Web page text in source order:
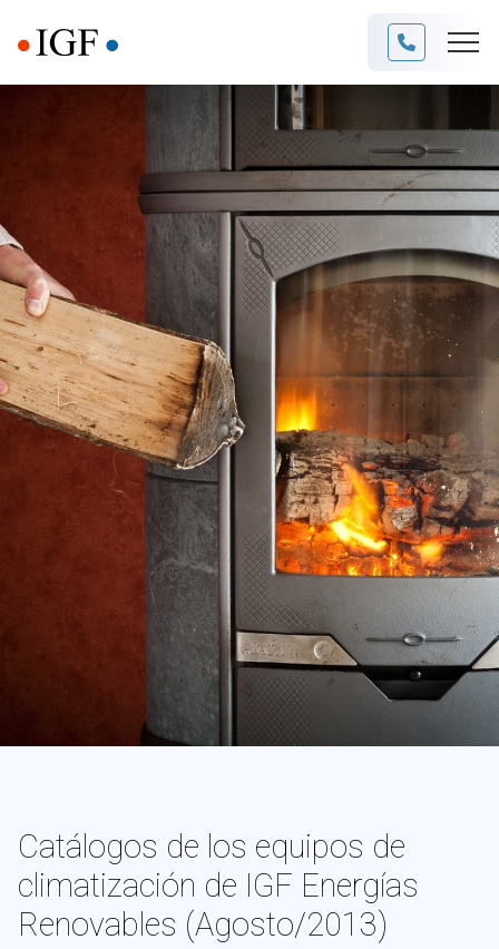
Catálogos de los equipos de
climatización de IGF Energías
Renovables (Agosto/2013)